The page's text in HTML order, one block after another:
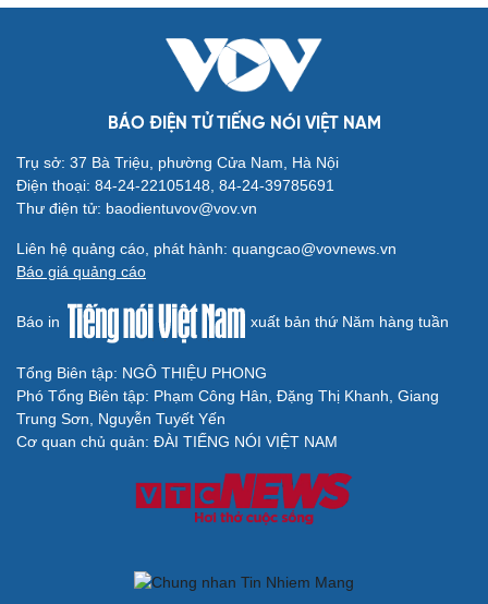
BÁO ĐIỆN TỬ TIẾNG NÓI VIỆT NAM
Trụ sở: 37 Bà Triệu, phường Cửa Nam, Hà Nội
Điện thoại: 84-24-22105148, 84-24-39785691
Thư điện tử: baodientuvov@vov.vn
Liên hệ quảng cáo, phát hành: quangcao@vovnews.vn
Báo giá quảng cáo
Báo in xuất bản thứ Năm hàng tuần
Tổng Biên tập: NGÔ THIỆU PHONG
Phó Tổng Biên tập: Phạm Công Hân, Đặng Thị Khanh, Giang
Trung Sơn, Nguyễn Tuyết Yến
Cơ quan chủ quản: ĐÀI TIẾNG NÓI VIỆT NAM